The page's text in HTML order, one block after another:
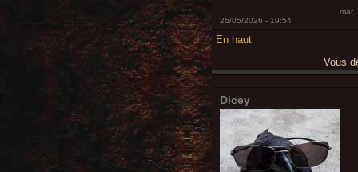
mar,
26/05/2026 - 19:54
En haut
Vous
Dicey